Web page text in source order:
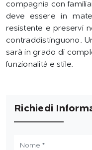
compagnia con
deve essere in
resistente e preservi
contraddistinguono.
sarà in grado di
funzionalità e stile.
Richiedi